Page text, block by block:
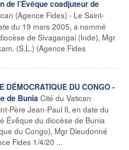
de l’Évêque coadjuteur de
(Agence Fides) - Le Saint-
du 19 mars 2005, a nommé
de Sivagangai (Inde), Mgr
(S.L.) (Agence Fides
DÉMOCRATIQUE DU CONGO -
de Bunia Cité du Vatican
Père Jean-Paul II, en date du
Évêque du diocèse de Bunia
du Congo), Mgr Dieudonné
Fides 1/4/20 ...